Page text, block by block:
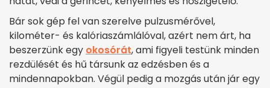
Bár sok gép fel van szerelve pulzusmérővel,
kilométer- és kalóriaszámlálóval, azért nem árt, ha
beszerzünk egy okosórát, ami figyeli testünk minden
rezdülését és hű társunk az edzésben és a
mindennapokban. Végül pedig a mozgás után jár egy